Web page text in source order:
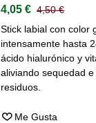
4,05 € 4,50 €
Stick labial con color
intensamente hasta
ácido hialurónico y
aliviando sequedad
residuos.
Me Gusta